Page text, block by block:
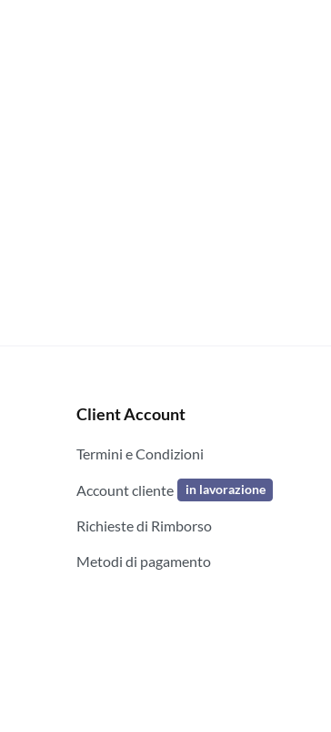
Client Account
Termini e Condizioni
Account cliente in lavorazione
Richieste di Rimborso
Metodi di pagamento